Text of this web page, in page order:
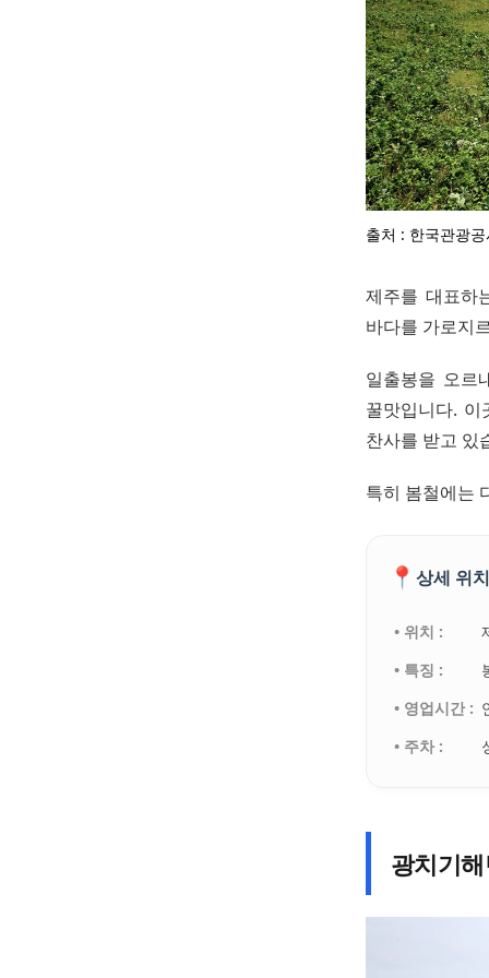
출처 : 한국관광
제주를 대표하
바다를 가로지
일출봉을 오르
꿀맛입니다.
찬사를 받고 있
특히 봄철에는
📍 상세 위
• 위치 :
• 특징 :
• 영업시간 :
• 주차 :
광치기